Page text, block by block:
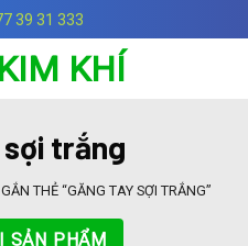
39 31 333
trắng
THẺ “GĂNG TAY SỢI TRẮNG”
SẢN PHẨM